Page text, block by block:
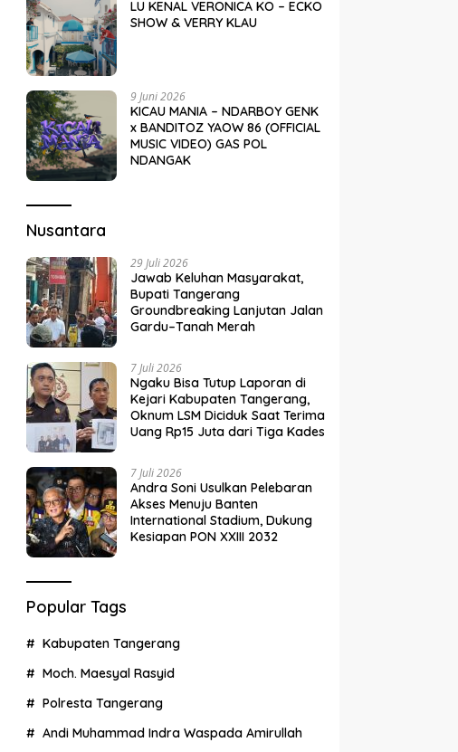
LU KENAL VERONICA KO – ECKO
SHOW & VERRY KLAU
9 Juni 2026
KICAU MANIA – NDARBOY GENK
x BANDITOZ YAOW 86 (OFFICIAL
MUSIC VIDEO) GAS POL
NDANGAK
Nusantara
29 Juli 2026
Jawab Keluhan Masyarakat,
Bupati Tangerang
Groundbreaking Lanjutan Jalan
Gardu–Tanah Merah
7 Juli 2026
Ngaku Bisa Tutup Laporan di
Kejari Kabupaten Tangerang,
Oknum LSM Diciduk Saat Terima
Uang Rp15 Juta dari Tiga Kades
7 Juli 2026
Andra Soni Usulkan Pelebaran
Akses Menuju Banten
International Stadium, Dukung
Kesiapan PON XXIII 2032
Popular Tags
Kabupaten Tangerang
Moch. Maesyal Rasyid
Polresta Tangerang
Andi Muhammad Indra Waspada Amirullah